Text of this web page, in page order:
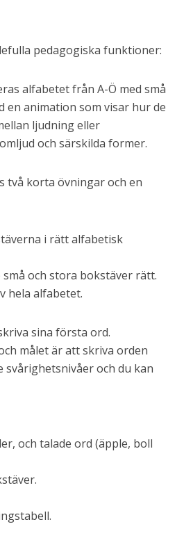
pedagogiska funktioner:
alfabetet från A-Ö med små
en animation som visar hur de
ljudning eller
och särskilda former.
två korta övningar och en
i rätt alfabetisk
små och stora bokstäver rätt.
hela alfabetet.
sina första ord.
målet är att skriva orden
och du kan
och talade ord (äpple, boll